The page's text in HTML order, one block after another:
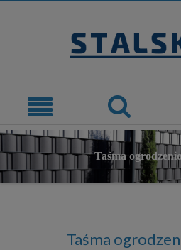
Taśma
Taśma